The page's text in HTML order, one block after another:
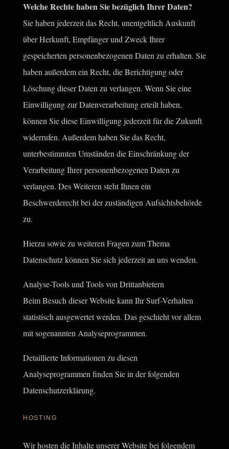
Welche Rechte haben Sie bezüglich Ihrer Daten?
Sie haben jederzeit das Recht, unentgeltlich Auskunft
über Herkunft, Empfänger und Zweck Ihrer
gespeicherten personenbezogenen Daten zu erhalten. Sie
haben außerdem ein Recht, die Berichtigung oder
Löschung dieser Daten zu verlangen. Wenn Sie eine
Einwilligung zur Datenverarbeitung erteilt haben,
können Sie diese Einwilligung jederzeit für die Zukunft
widerrufen. Außerdem haben Sie das Recht,
unterbestimmten Umständen die Einschränkung der
Verarbeitung Ihrer personenbezogenen Daten zu
verlangen. Des Weiteren steht Ihnen ein
Beschwerderecht bei der zuständigen Aufsichtsbehörde
zu.
Hierzu sowie zu weiteren Fragen zum Thema
Datenschutz können Sie sich jederzeit an uns wenden.
Analyse-Tools und Tools von Drittanbietern
Beim Besuch dieser Website kann Ihr Surf-Verhalten
statistisch ausgewertet werden. Das geschieht vor allem
mit sogenannten Analyseprogrammen.
Detaillierte Informationen zu diesen
Analyseprogrammen finden Sie in der folgenden
Datenschutzerklärung.
HOSTING
Wir hosten die Inhalte unserer Website bei folgendem